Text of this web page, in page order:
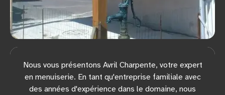
Nous vous présentons Avril Charpente, votre expert
en menuiserie. En tant qu'entreprise familiale avec
des années d'expérience dans le domaine, nous